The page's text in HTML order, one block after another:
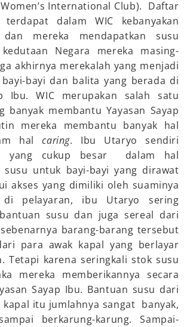
International Club). Daftar
dalam WIC kebanyakan
mereka mendapatkan susu
Negara mereka masing-
akhirnya merekalah yang menjadi
bayi dan balita yang berada di
Ibu. WIC merupakan salah satu
banyak membantu Yayasan Sayap
mereka membantu banyak hal
halcaring. Ibu Utaryo sendiri
yang cukup besar dalam hal
susu untuk bayi-bayi yang dirawat
akses yang dimiliki oleh suaminya
di pelayaran, ibu Utaryo sering
susu dan juga sereal dari
barang-barang tersebut
para awak kapal yang berlayar
Tetapi karena seringkali stok susu
mereka memberikannya secara
Sayap Ibu. Bantuan susu dari
kapal itu jumlahnya sangat banyak,
berkarung-karung. Sampai-